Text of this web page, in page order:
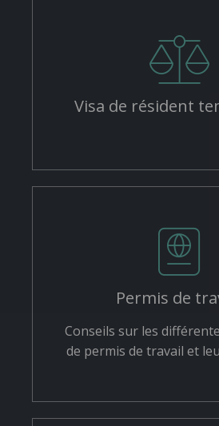
Visa de résident
Permis de
Conseils sur les
de permis de travail et